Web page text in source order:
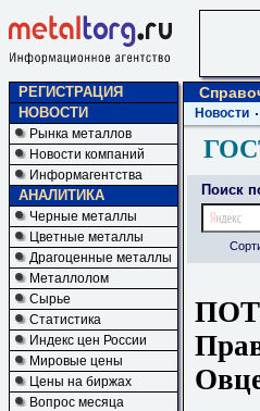
РЕГИСТРАЦИЯ
НОВОСТИ
Рынка металлов
Новости компаний
Информагентства
АНАЛИТИКА
Черные металлы
Цветные металлы
Драгоценные металлы
Металлолом
Сырье
Статистика
Индекс цен России
Мировые цены
Цены на биржах
Вопрос месяца
Новости
Поиск